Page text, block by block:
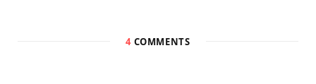
4COMMENTS